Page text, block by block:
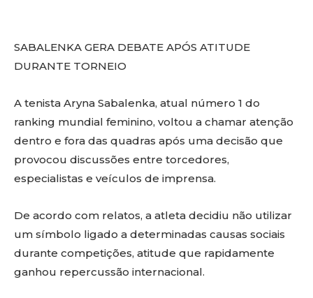
SABALENKA GERA DEBATE APÓS ATITUDE
DURANTE TORNEIO
A tenista Aryna Sabalenka, atual número 1 do
ranking mundial feminino, voltou a chamar atenção
dentro e fora das quadras após uma decisão que
provocou discussões entre torcedores,
especialistas e veículos de imprensa.
De acordo com relatos, a atleta decidiu não utilizar
um símbolo ligado a determinadas causas sociais
durante competições, atitude que rapidamente
ganhou repercussão internacional.